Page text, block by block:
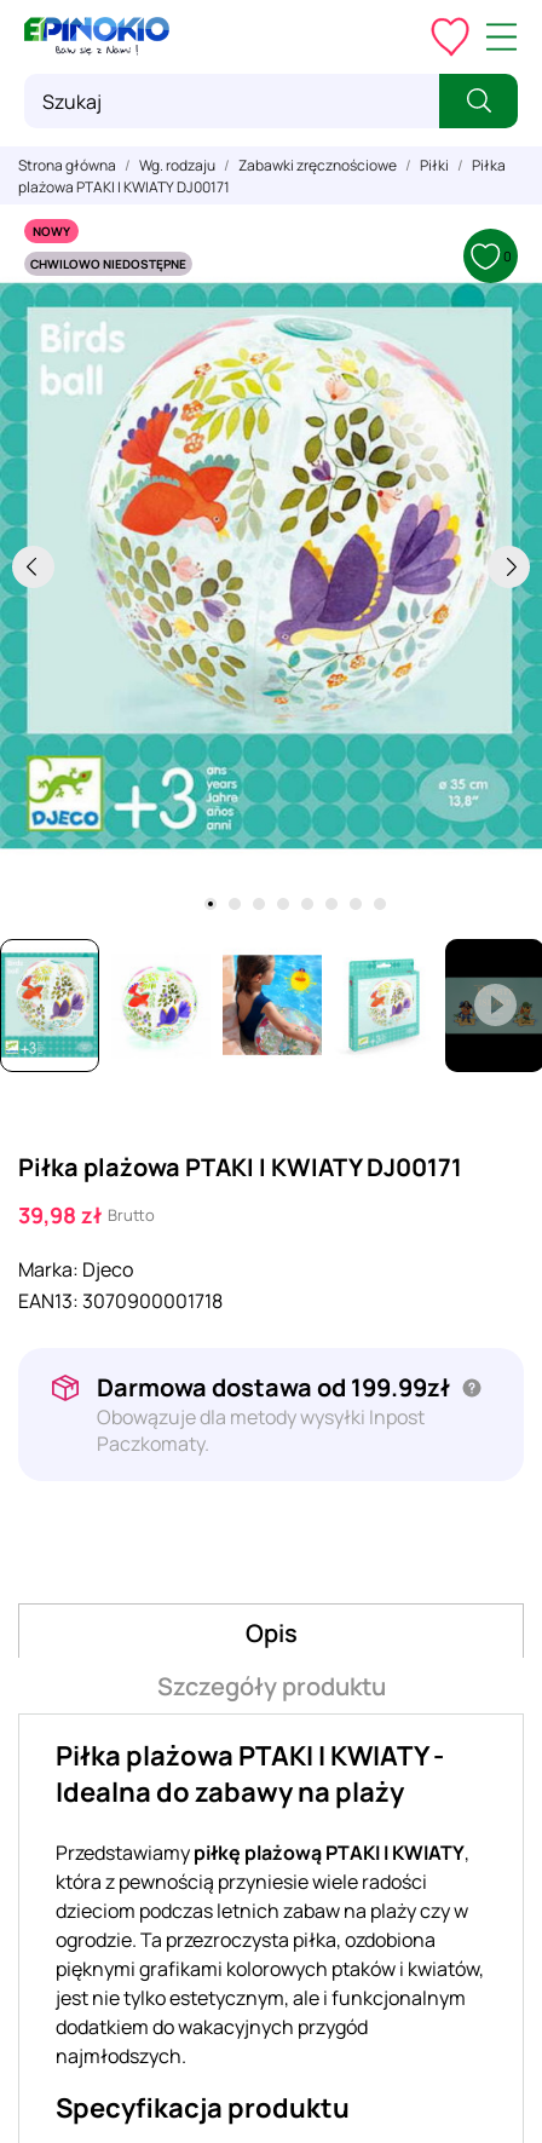
Strona główna Wg. rodzaju Zabawki zręcznościowe Piłki
Piłka
plażowa PTAKI I KWIATY DJ00171
NOWY
CHWILOWO NIEDOSTĘPNE
0
Piłka plażowa PTAKI I KWIATY DJ00171
39,98 zł Brutto
Marka: Djeco
EAN13:3070900001718
Darmowa dostawa od 199.99zł
Obowązuje dla metody wysyłki Inpost
Paczkomaty.
Opis
Szczegóły produktu
Piłka plażowa PTAKI I KWIATY -
Idealna do zabawy na plaży
Przedstawiamypiłkę plażową PTAKI I KWIATY,
która z pewnością przyniesie wiele radości
dzieciom podczas letnich zabaw na plaży czy w
ogrodzie. Ta przezroczysta piłka, ozdobiona
pięknymi grafikami kolorowych ptaków i kwiatów,
jest nie tylko estetycznym, ale i funkcjonalnym
dodatkiem do wakacyjnych przygód
najmłodszych.
Specyfikacja produktu